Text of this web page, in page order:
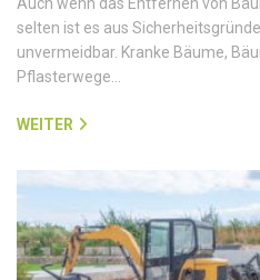
Auch wenn das Entfernen von
selten ist es aus
unvermeidbar. Kranke Bäume,
Pflasterwege…
WEITER